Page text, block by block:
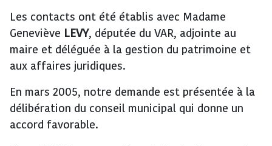
Les contacts ont été établis avec Madame
Geneviève LEVY, députée du VAR, adjointe au
maire et déléguée à la gestion du patrimoine et
aux affaires juridiques.
En mars 2005, notre demande est présentée à la
délibération du conseil municipal qui donne un
accord favorable.